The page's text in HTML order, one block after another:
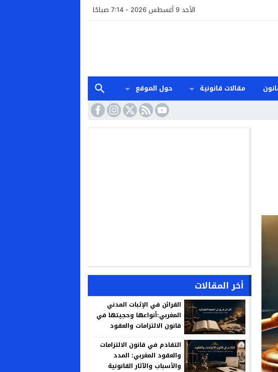
الأحد 9 أغسطس 2026 - 7:14 صباحًا
مقالات قانونية
حول الموقع
أخر المقالات
القرائن في الإثبات المدني
المغربي:أنواعها وحجيتها في
قانون الالتزامات والعقود
التقادم في قانون الالتزامات
والعقود المغربي: المدد
والأسباب والآثار القانونية